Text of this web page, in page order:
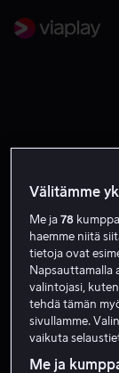
Välitämme
Me ja78
haemme niitä
tietoja ovat
Napsauttamalla
valintojasi,
tehdä tämän
sivullamme.
vaikuta
Me ja